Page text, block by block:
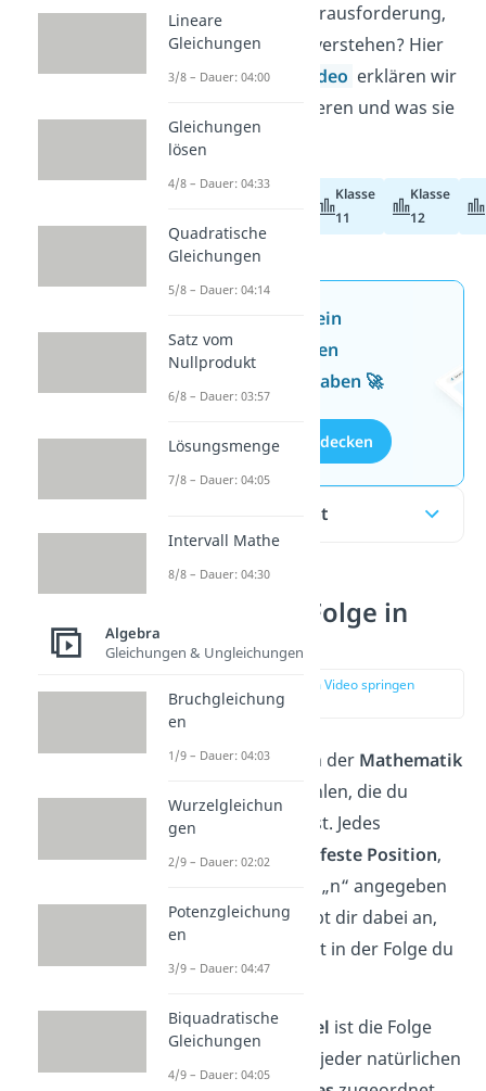
Stehst du vor der Herausforderung,
FolgeninMathe
zu verstehen? Hier
im Beitrag und im
Video erklären wir
dir, wie sie funktionieren und was sie
besonders macht!
Klasse
11
Klasse
12
Jetzt neu: Teste dein
Wissen mit unseren
kostenlosen Aufgaben 🚀
Aufgaben entdecken
Inhaltsübersicht
Was ist eine Folge in
Mathematik?
zur Stelle im Video springen
(00:14)
EineFolge in der Mathematik
von Zahlen, die du
Folgenglieder
nennst. Jedes
Folgenglied hat einefeste Position,
das durch den Index „n“ angegeben
wird. Die Position gibt dir dabei an,
das wievielte Element in der Folge du
betrachtest.
Ein einfachesBeispiel ist die Folge
Hier wird jeder natürlichen
Lineare
Gleichungen
3/8 – Dauer: 04:00
Gleichungen
lösen
4/8 – Dauer: 04:33
Quadratische
Gleichungen
5/8 – Dauer: 04:14
Satz vom
Nullprodukt
6/8 – Dauer: 03:57
Lösungsmenge
7/8 – Dauer: 04:05
Intervall Mathe
8/8 – Dauer: 04:30
Algebra
Gleichungen & Ungleichungen
Bruchgleichung
en
1/9 – Dauer: 04:03
Wurzelgleichun
gen
2/9 – Dauer: 02:02
Potenzgleichung
en
3/9 – Dauer: 04:47
Biquadratische
Gleichungen
4/9 – Dauer: 04:05